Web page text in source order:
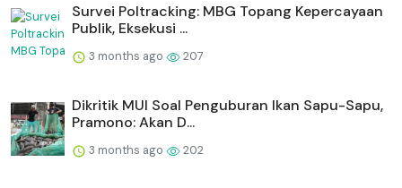
Survei Poltracking: MBG Topang Kepercayaan
Publik, Eksekusi ...
3 months ago 207
Dikritik MUI Soal Penguburan Ikan Sapu-Sapu,
Pramono: Akan D...
3 months ago 202